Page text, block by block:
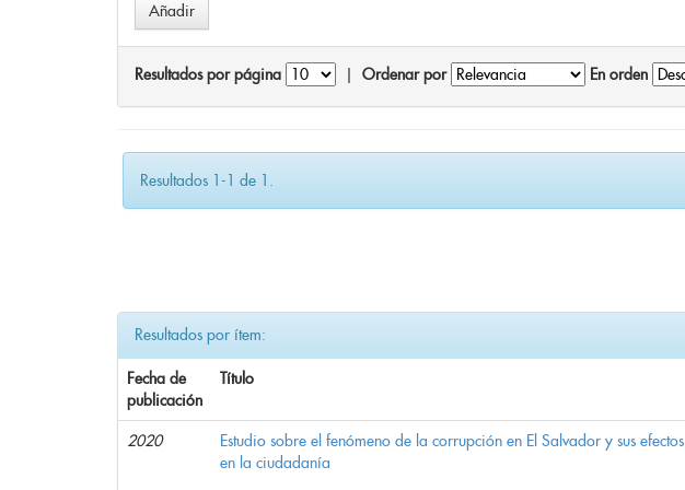
Resultados por página Ordenar por En orden
Resultados 1-1 de 1.
Resultados por ítem:
Fecha de
publicación
Título
2020
Estudio sobre el fenómeno de la corrupción en El Salvador y sus efectos
en la ciudadanía